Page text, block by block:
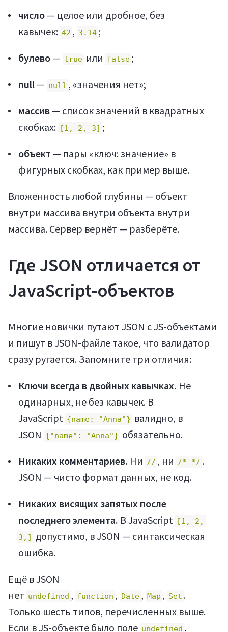
число — целое или дробное, без
кавычек: 42 , 3.14 ;
булево — true или false ;
null — null , «значения нет»;
массив — список значений в квадратных
скобках: [1, 2, 3] ;
объект — пары «ключ: значение» в
фигурных скобках, как пример выше.
Вложенность любой глубины — объект
внутри массива внутри объекта внутри
массива. Сервер вернёт — разберёте.
Где JSON отличается от
JavaScript-объектов
Многие новички путают JSON с JS-объектами
и пишут в JSON-файле такое, что валидатор
сразу ругается. Запомните три отличия:
Ключи всегда в двойных кавычках. Не
одинарных, не без кавычек. В
JavaScript {name: "Anna"} валидно, в
JSON {"name": "Anna"} обязательно.
Никаких комментариев. Ни // , ни /* */ .
JSON — чисто формат данных, не код.
Никаких висящих запятых после
последнего элемента. В JavaScript [1, 2,
3,]
допустимо, в JSON — синтаксическая
ошибка.
Ещё в JSON
нет undefined , function , Date , Map , Set .
Только шесть типов, перечисленных выше.
Если в JS-объекте было поле undefined ,